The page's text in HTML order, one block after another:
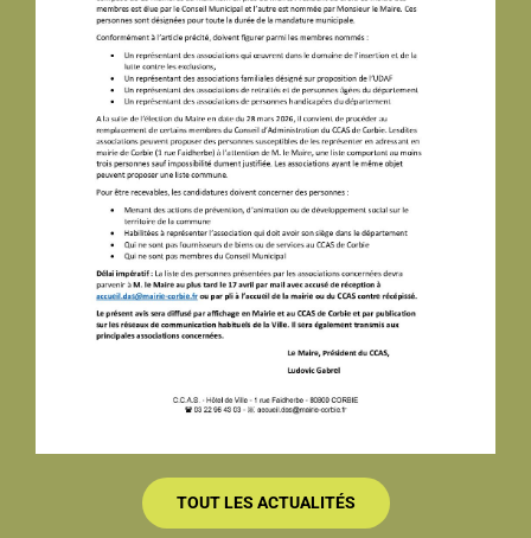
TOUT LES ACTUALITÉS